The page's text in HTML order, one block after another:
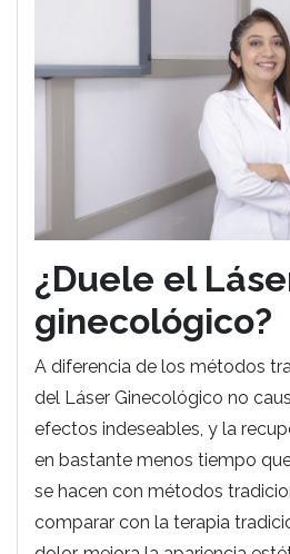
¿Duele el
ginecológico?
A diferencia de los métodos
del Láser Ginecológico no
efectos indeseables, y la
en bastante menos tiempo
se hacen con métodos
comparar con la terapia